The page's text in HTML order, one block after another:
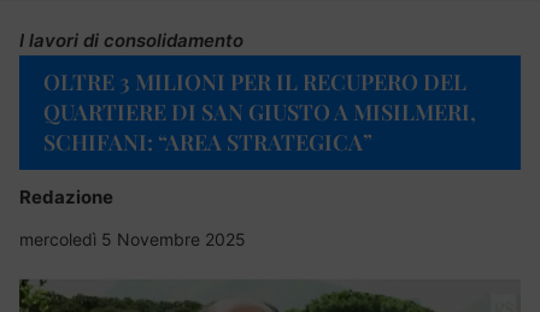
I lavori di consolidamento
OLTRE 3 MILIONI PER IL RECUPERO DEL
QUARTIERE DI SAN GIUSTO A MISILMERI,
SCHIFANI: “AREA STRATEGICA”
Redazione
mercoledì 5 Novembre 2025